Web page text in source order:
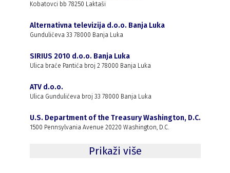
Kobatovci bb 78250 Laktaši
Alternativna televizija d.o.o. Banja Luka
Gundulićeva 33 78000 Banja Luka
SIRIUS 2010 d.o.o. Banja Luka
Ulica braće Pantića broj 2 78000 Banja Luka
ATV d.o.o.
Ulica Gundulićeva broj 33 78000 Banja Luka
U.S. Department of the Treasury Washington, D.C.
1500 Pennsylvania Avenue 20220 Washington, D.C.
Prikaži više